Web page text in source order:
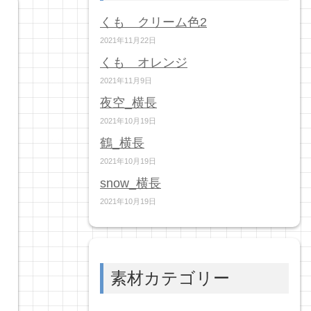
くも クリーム色2
2021年11月22日
くも オレンジ
2021年11月9日
夜空_横長
2021年10月19日
鶴_横長
2021年10月19日
snow_横長
2021年10月19日
素材カテゴリー